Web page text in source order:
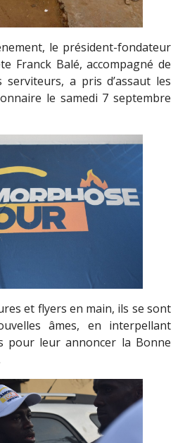
le président-fondateur
Franck Balé, accompagné de
a pris d’assaut les
le samedi 7 septembre
et flyers en main, ils se sont
âmes, en interpellant
pour leur annoncer la Bonne